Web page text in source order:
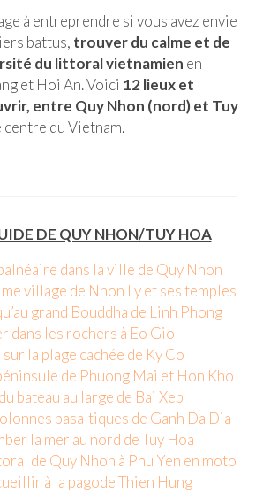
Picchu
& Yangshuo
Sud
à entreprendre si vous avez envie
battus, trouver du calme et de
du littoral vietnamien en
et Hoi An. Voici 12 lieux et
entre Quy Nhon (nord) et Tuy
centre du Vietnam.
DE QUY NHON/TUY HOA
dans la ville de Quy Nhon
village de Nhon Ly et ses temples
grand Bouddha de Linh Phong
dans les rochers à Eo Gio
sur la plage cachée de Ky Co
de Phuong Mai et Hon Kho
bateau au large de Bai Xep
basaltiques de Ganh Da Dia
la mer au nord de Tuy Hoa
de Quy Nhon à Phu Yen en moto
à la pagode Thien Hung